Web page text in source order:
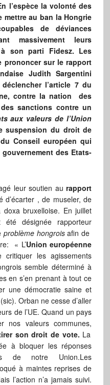
l’espèce la volonté des
au ban la Hongrie
de déviances
massivement leurs
son parti Fidesz. Les
prononcer sur le rapport
Judith Sargentini
l’article 7 du
contre la nation des
sanctions contre un
aux valeurs de l’Union
suspension du droit de
Conseil européen qui
des Etats-
leur soutien au rapport
d’écarter , de museler, de
bruxelloise. En juillet
été désignée rapporteur
problème hongroisafin de
« L’Union européenne
les agissements
semble déterminé à
en s’en prenant à tout ce
une démocratie saine et
Orban ne cesse d’aller
de l’UE. Quand un pays
nos valeurs communes,
son droit de vote. La
à bloquer les réponses
de notre Union.Les
à maintes reprises de
l’action n’a jamais suivi.